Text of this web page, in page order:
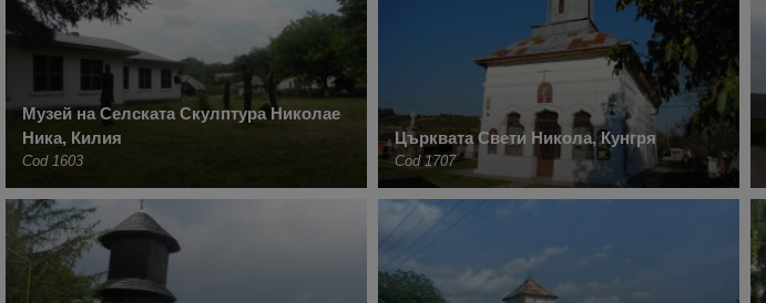
Музей на Селската Скулптура Николае
Ника, Килия
Cod 1603
Църквата Свети Никола, Кунгря
Cod 1707